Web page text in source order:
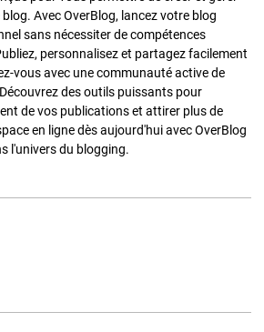
Avec OverBlog, lancez votre blog
sans nécessiter de compétences
personnalisez et partagez facilement
vous avec une communauté active de
des outils puissants pour
de vos publications et attirer plus de
en ligne dès aujourd'hui avec OverBlog
l'univers du blogging.